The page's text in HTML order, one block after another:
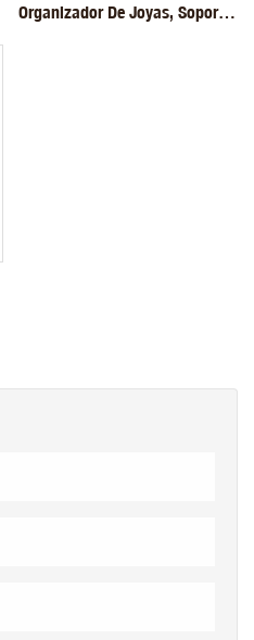
Organizador De Joyas, Soporte